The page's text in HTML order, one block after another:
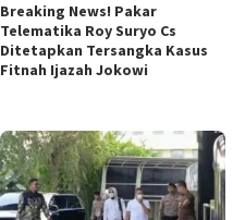
Breaking News! Pakar
Telematika Roy Suryo Cs
Ditetapkan Tersangka Kasus
Fitnah Ijazah Jokowi